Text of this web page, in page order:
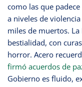
como las que
a niveles de
miles de muertos.
bestialidad, con
horror. Acero
firmó acuerdos de
Gobierno es fluido,